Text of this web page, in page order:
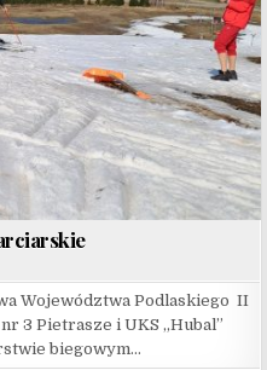
Województwa Podlaskiego II
3 Pietrasze i UKS „Hubal”
biegowym…